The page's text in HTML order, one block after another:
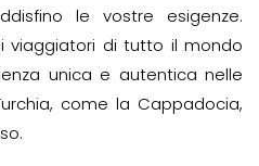
le vostre esigenze.
viaggiatori di tutto il mondo
unica e autentica nelle
come la Cappadocia,